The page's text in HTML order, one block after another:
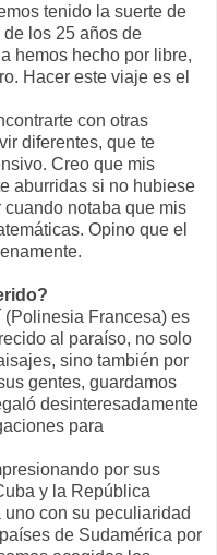
tenido la suerte de
los 25 años de
hemos hecho por libre,
Hacer este viaje es el
con otras
diferentes, que te
Creo que mis
aburridas si no hubiese
notaba que mis
Opino que el
(Polinesia Francesa) es
al paraíso, no solo
sino también por
gentes, guardamos
desinteresadamente
para
por sus
y la República
con su peculiaridad
de Sudamérica por